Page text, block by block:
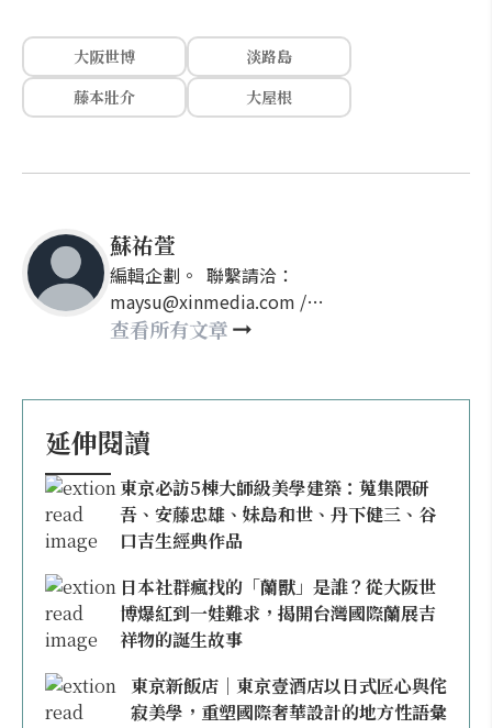
大阪世博
淡路島
藤本壯介
大屋根
蘇祐萱
編輯企劃。 聯繫請洽：
maysu@xinmedia.com /
may860527@gmail.com
查看所有文章
延伸閱讀
東京必訪5棟大師級美學建築：蒐集隈研
吾、安藤忠雄、妹島和世、丹下健三、谷
口吉生經典作品
日本社群瘋找的「蘭獸」是誰？從大阪世
博爆紅到一娃難求，揭開台灣國際蘭展吉
祥物的誕生故事
東京新飯店｜東京壹酒店以日式匠心與侘
寂美學，重塑國際奢華設計的地方性語彙